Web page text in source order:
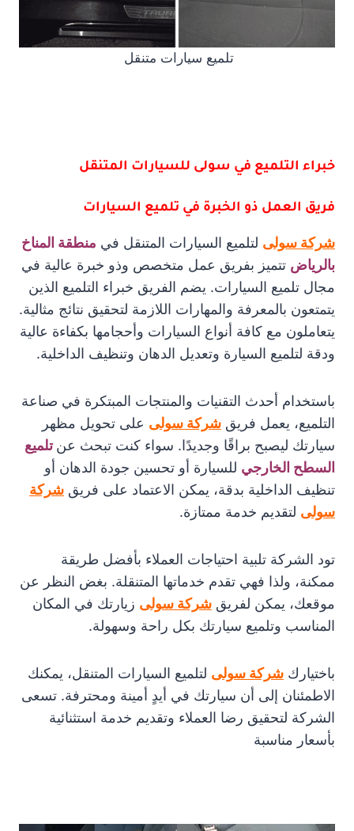
تلميع سيارات متنقل
خبراء التلميع في سولى للسيارات المتنقل
فريق العمل ذو الخبرة في تلميع السيارات
شركة سولى لتلميع السيارات المتنقل في منطقة المناخ
بالرياض تتميز بفريق عمل متخصص وذو خبرة عالية في
مجال تلميع السيارات. يضم الفريق خبراء التلميع الذين
يتمتعون بالمعرفة والمهارات اللازمة لتحقيق نتائج مثالية.
يتعاملون مع كافة أنواع السيارات وأحجامها بكفاءة عالية
ودقة لتلميع السيارة وتعديل الدهان وتنظيف الداخلية.
باستخدام أحدث التقنيات والمنتجات المبتكرة في صناعة
التلميع، يعمل فريق شركة سولى على تحويل مظهر
سيارتك ليصبح براقًا وجديدًا. سواء كنت تبحث عنتلميع
السطح الخارجي للسيارة أو تحسين جودة الدهان أو
تنظيف الداخلية بدقة، يمكن الاعتماد على فريق شركة
سولى لتقديم خدمة ممتازة.
تود الشركة تلبية احتياجات العملاء بأفضل طريقة
ممكنة، ولذا فهي تقدم خدماتها المتنقلة. بغض النظر عن
موقعك، يمكن لفريق شركة سولى زيارتك في المكان
المناسب وتلميع سيارتك بكل راحة وسهولة.
باختيارك شركة سولى لتلميع السيارات المتنقل، يمكنك
الاطمئنان إلى أن سيارتك في أيدٍ أمينة ومحترفة. تسعى
الشركة لتحقيق رضا العملاء وتقديم خدمة استثنائية
بأسعار مناسبة